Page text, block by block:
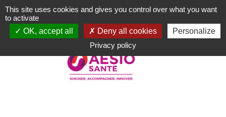
Aller
au
contenu
This site uses cookies and gives you control over what you want
to activate
OK, accept all
Deny all cookies
Personalize
Privacy policy